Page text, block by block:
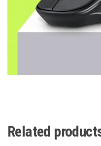
Related